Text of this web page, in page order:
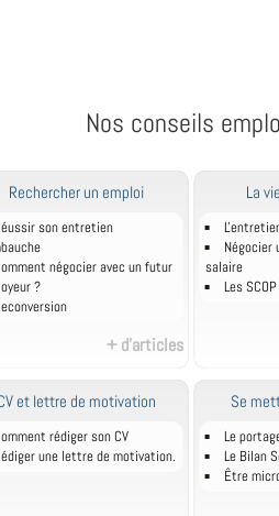
Nos conseils
Rechercher un emploi
son entretien
négocier avec un futur
?
+ d'articles
La
Négocier
salaire
Les
et lettre de motivation
rédiger son CV
une lettre de motivation.
Se
Le
Le Bilan
Être